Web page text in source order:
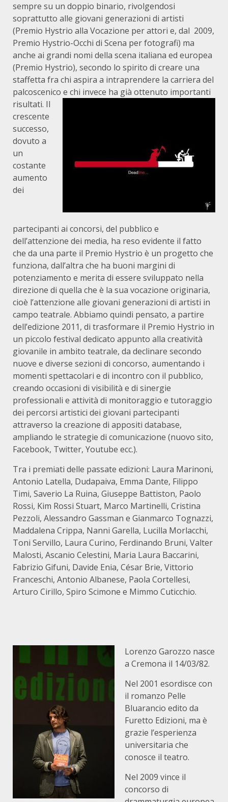
sempre su un doppio binario, rivolgendosi
soprattutto alle giovani generazioni di artisti
(Premio Hystrio alla Vocazione per attori e, dal 2009,
Premio Hystrio-Occhi di Scena per fotografi) ma
anche ai grandi nomi della scena italiana ed europea
(Premio Hystrio), secondo lo spirito di creare una
staffetta fra chi aspira a intraprendere la carriera del
palcoscenico e chi invece ha già ottenuto importanti
risultati. Il
crescente
successo,
dovuto a
un
costante
aumento
dei
partecipanti ai concorsi, del pubblico e
dell’attenzione dei media, ha reso evidente il fatto
che da una parte il Premio Hystrio è un progetto che
funziona, dall’altra che ha buoni margini di
potenziamento e merita di essere sviluppato nella
direzione di quella che è la sua vocazione originaria,
cioè l’attenzione alle giovani generazioni di artisti in
campo teatrale. Abbiamo quindi pensato, a partire
dell’edizione 2011, di trasformare il Premio Hystrio in
un piccolo festival dedicato appunto alla creatività
giovanile in ambito teatrale, da declinare secondo
nuove e diverse sezioni di concorso, aumentando i
momenti spettacolari e di incontro con il pubblico,
creando occasioni di visibilità e di sinergie
professionali e attività di monitoraggio e tutoraggio
dei percorsi artistici dei giovani partecipanti
attraverso la creazione di appositi database,
ampliando le strategie di comunicazione (nuovo sito,
Facebook, Twitter, Youtube ecc.).
Tra i premiati delle passate edizioni: Laura Marinoni,
Antonio Latella, Dudapaiva, Emma Dante, Filippo
Timi, Saverio La Ruina, Giuseppe Battiston, Paolo
Rossi, Kim Rossi Stuart, Marco Martinelli, Cristina
Pezzoli, Alessandro Gassman e Gianmarco Tognazzi,
Maddalena Crippa, Nanni Garella, Lucilla Morlacchi,
Toni Servillo, Laura Curino, Ferdinando Bruni, Valter
Malosti, Ascanio Celestini, Maria Laura Baccarini,
Fabrizio Gifuni, Davide Enia, César Brie, Vittorio
Franceschi, Antonio Albanese, Paola Cortellesi,
Arturo Cirillo, Spiro Scimone e Mimmo Cuticchio.
Lorenzo Garozzo nasce
a Cremona il 14/03/82.
Nel 2001 esordisce con
il romanzo Pelle
Bluarancio edito da
Furetto Edizioni, ma è
grazie l’esperienza
universitaria che
conosce il teatro.
Nel 2009 vince il
concorso di